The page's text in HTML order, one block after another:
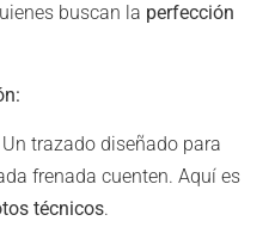
buscan la perfección
Un trazado diseñado para
frenada cuenten. Aquí es
técnicos.